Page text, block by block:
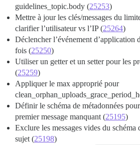
guidelines_topic.body (25253)
Mettre à jour les clés/messages du
clarifier l’utilisateur vs l’IP (25264)
Déclencher l’événement d’application
fois (25250)
Utiliser un getter et un setter pour les
(25259)
Appliquer le max approprié pour
Définir le schéma de métadonnées
premier message manquant (25195)
Exclure les messages vides du schéma
sujet (25198)